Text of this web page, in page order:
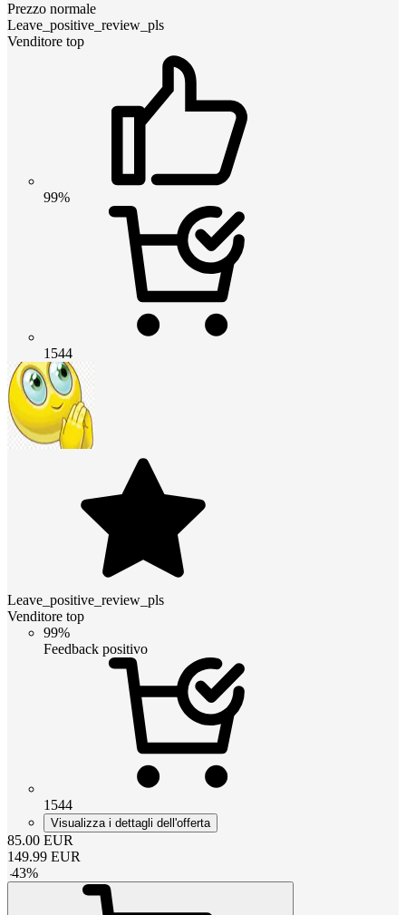
Prezzo normale
Leave_positive_review_pls
Venditore top
99%
1544
Leave_positive_review_pls
Venditore top
99%
Feedback positivo
1544
Visualizza i dettagli dell'offerta
85.00 EUR
149.99 EUR
-43%